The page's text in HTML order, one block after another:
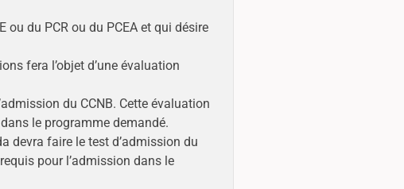
du PCR ou du PCEA et qui désire
fera l’objet d’une évaluation
du CCNB. Cette évaluation
le programme demandé.
devra faire le test d’admission du
pour l’admission dans le